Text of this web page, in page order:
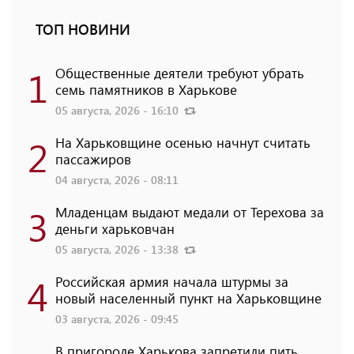
ТОП НОВИНИ
1 Общественные деятели требуют убрать
семь памятников в Харькове
05 августа, 2026 - 16:10
2 На Харьковщине осенью начнут считать
пассажиров
04 августа, 2026 - 08:11
3 Младенцам выдают медали от Терехова за
деньги харьковчан
05 августа, 2026 - 13:38
4 Российская армия начала штурмы за
новый населенный пункт на Харьковщине
03 августа, 2026 - 09:45